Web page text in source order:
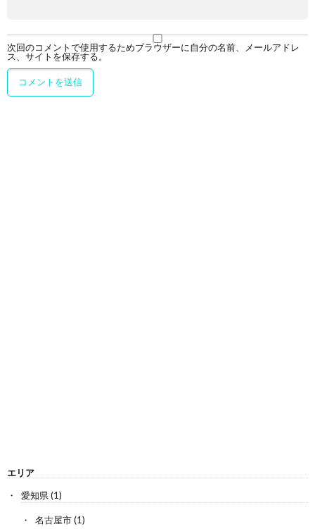
次回のコメントで使用するためブラウザーに自分の名前、メールアドレ
ス、サイトを保存する。
エリア
愛知県(1)
名古屋市(1)